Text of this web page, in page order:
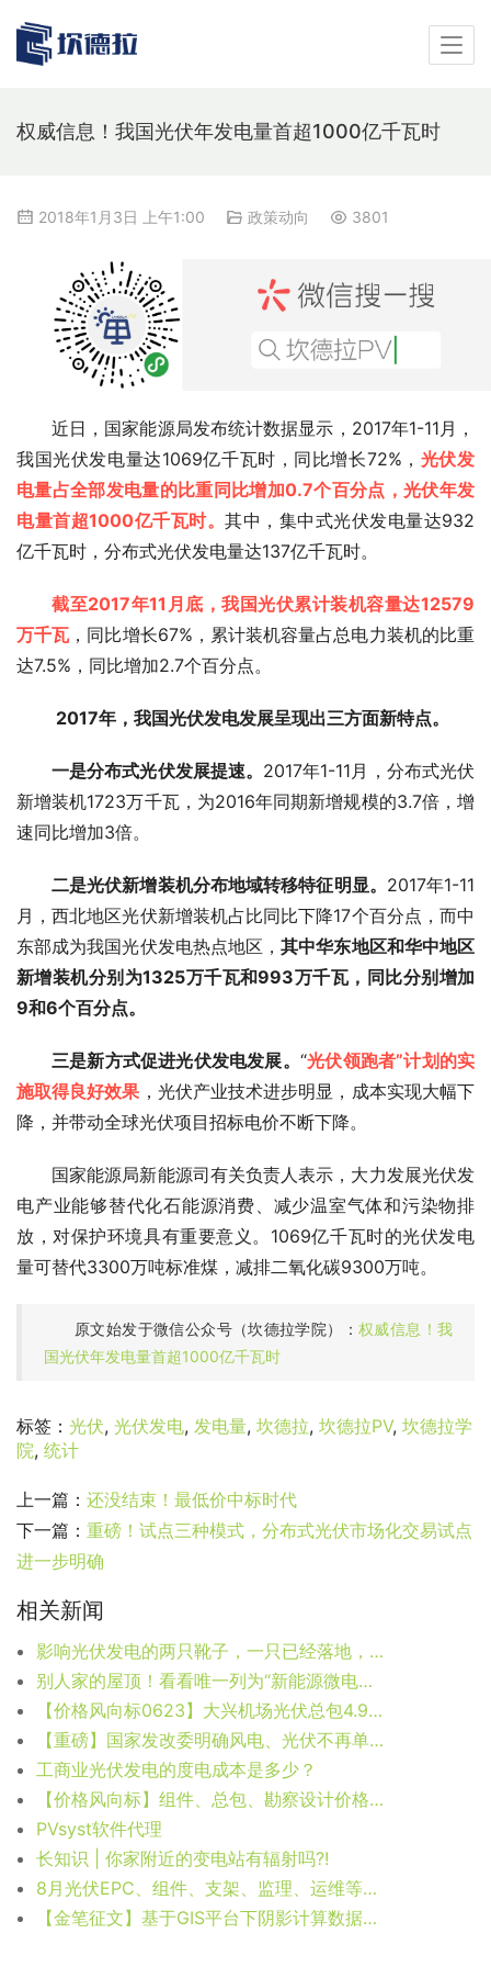
权威信息！我国光伏年发电量首超1000亿千瓦时
2018年1月3日 上午1:00 政策动向 3801
近日，国家能源局发布统计数据显示，2017年1-11月，
我国光伏发电量达1069亿千瓦时，同比增长72%， 光伏发
电量占全部发电量的比重同比增加0.7个百分点，光伏年发
电量首超1000亿千瓦时。 其中，集中式光伏发电量达932
亿千瓦时，分布式光伏发电量达137亿千瓦时。
截至2017年11月底，我国光伏累计装机容量达12579
万千瓦，同比增长67%，累计装机容量占总电力装机的比重
达7.5%，同比增加2.7个百分点。
2017年，我国光伏发电发展呈现出三方面新特点。
一是分布式光伏发展提速。 2017年1-11月，分布式光伏
新增装机1723万千瓦，为2016年同期新增规模的3.7倍，增
速同比增加3倍。
二是光伏新增装机分布地域转移特征明显。 2017年1-11
月，西北地区光伏新增装机占比同比下降17个百分点，而中
东部成为我国光伏发电热点地区，其中华东地区和华中地区
新增装机分别为1325万千瓦和993万千瓦，同比分别增加
9和6个百分点。
三是新方式促进光伏发电发展。 “光伏领跑者”计划的实
施取得良好效果 ，光伏产业技术进步明显，成本实现大幅下
降，并带动全球光伏项目招标电价不断下降。
国家能源局新能源司有关负责人表示，大力发展光伏发
电产业能够替代化石能源消费、减少温室气体和污染物排
放，对保护环境具有重要意义。1069亿千瓦时的光伏发电
量可替代3300万吨标准煤，减排二氧化碳9300万吨。
原文始发于微信公众号（坎德拉学院）：权威信息！我
国光伏年发电量首超1000亿千瓦时
标签： 光伏, 光伏发电, 发电量, 坎德拉, 坎德拉PV, 坎德拉学
院, 统计
上一篇： 还没结束！最低价中标时代
下一篇： 重磅！试点三种模式，分布式光伏市场化交易试点
进一步明确
相关新闻
影响光伏发电的两只靴子，一只已经落地，另一只还要多久？
别人家的屋顶！看看唯一列为“新能源微电网示范项目”的高校（附视频）
【价格风向标0623】大兴机场光伏总包4.96元/W:近期光伏设备、EPC等价格信息
【重磅】国家发改委明确风电、光伏不再单独进行节能审查
工商业光伏发电的度电成本是多少？
【价格风向标】组件、总包、勘察设计价格信息
PVsyst软件代理
长知识 | 你家附近的变电站有辐射吗?!
8月光伏EPC、组件、支架、监理、运维等价格汇总
【金笔征文】基于GIS平台下阴影计算数据分析实例